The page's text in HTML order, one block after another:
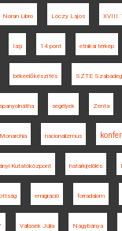
Noran Libro Lóczy Lajos XVIII.
Iaşi 14 pont etnikai térkép
békeelőkészítés SZTE
spanyolnátha segélyek Zenta
nacionalizmus
Kutatóközpont határkijelölés
emigráció forradalom
Vallasek Júlia Nagybánya